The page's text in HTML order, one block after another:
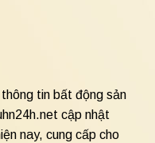
tin bất động sản
cập nhật
nay, cung cấp cho